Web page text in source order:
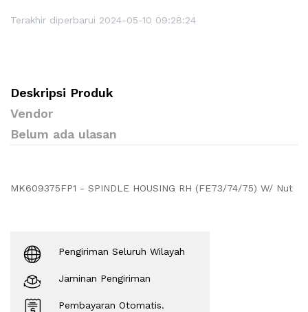
Terakhir diperbarui 2024-05-10 09:28:24
Deskripsi Produk
Vendor
Belum ada ulasan
MK609375FP1 - SPINDLE HOUSING RH (FE73/74/75) W/ Nut
Pengiriman Seluruh Wilayah
Jaminan Pengiriman
Pembayaran Otomatis.